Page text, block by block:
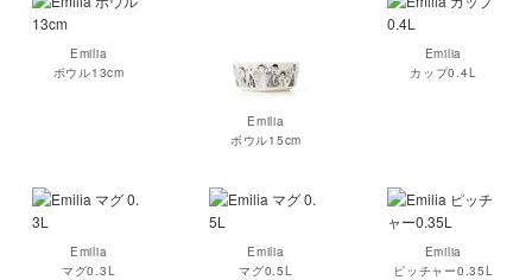
Emilia
ボウル13cm
Emilia
ボウル15cm
Emilia
カップ0.4L
Emilia
マグ0.3L
Emilia
マグ0.5L
Emilia
ピッチャー0.35L